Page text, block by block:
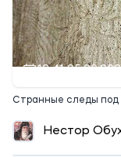
12:41
Странные следы под
Нестор